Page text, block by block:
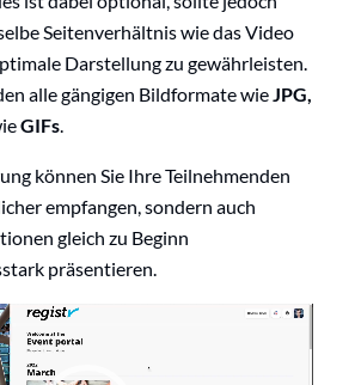
Seitenverhältnis wie das Video
Darstellung zu gewährleisten.
alle gängigen Bildformate wie JPG,
GIFs
können Sie Ihre Teilnehmenden
empfangen, sondern auch
gleich zu Beginn
präsentieren.